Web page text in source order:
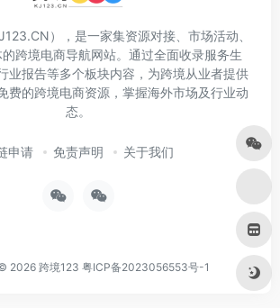
），是一家集资源对接、市场活动、
跨境电商导航网站。通过全面收录服务生
业报告等多个板块内容，为跨境从业者提供
费的跨境电商资源，掌握海外市场及行业动
态。
申请 免责声明 关于我们
2026 跨境123 粤ICP备2023056553号-1